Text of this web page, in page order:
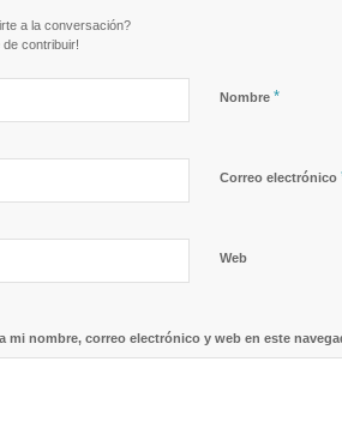
a la conversación?
de contribuir!
Nombre *
Correo electrónico
Web
mi nombre, correo electrónico y web en este